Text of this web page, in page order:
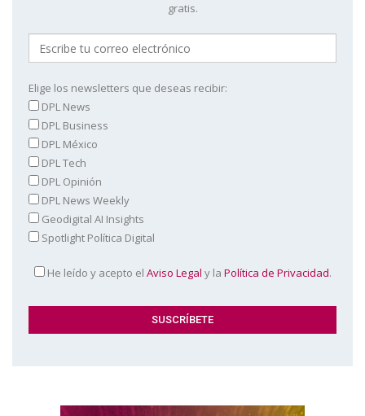
gratis.
Elige los newsletters que deseas recibir:
DPL News
DPL Business
DPL México
DPL Tech
DPL Opinión
DPL News Weekly
Geodigital AI Insights
Spotlight Política Digital
He leído y acepto el Aviso Legal y la Política de Privacidad.